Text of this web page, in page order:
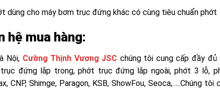
dùng cho máy bơm trục đứng khác có cùng tiêu chuẩn phớt
hệ mua hàng:
Nội, Cường Thịnh Vương JSC chúng tôi cung cấp đầy
đứng lắp trong, phớt trục đứng lắp ngoài, phớt 3 lỗ,
CNP, Shimge, Paragon, KSB, ShowFou, Seoca,…..Chúng